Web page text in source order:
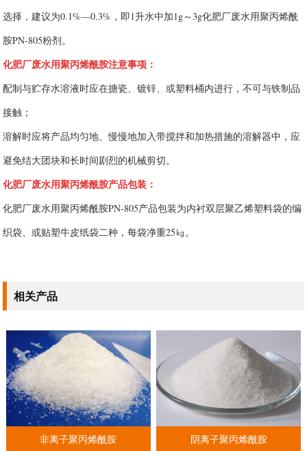
选择，建议为0.1%—0.3%，即1升水中加1g～3g化肥厂废水用聚丙烯酰
胺PN-805粉剂。
化肥厂废水用聚丙烯酰胺注意事项：
配制与贮存水溶液时应在搪瓷、镀锌、或塑料桶内进行，不可与铁制品
接触；
溶解时应将产品均匀地、慢慢地加入带搅拌和加热措施的溶解器中，应
避免结大团块和长时间剧烈的机械剪切。
化肥厂废水用聚丙烯酰胺产品包装：
化肥厂废水用聚丙烯酰胺PN-805产品包装为内衬双层聚乙烯塑料袋的编
织袋、或贴塑牛皮纸袋二种，每袋净重25㎏。
相关产品
非离子聚丙烯酰胺 阴离子聚丙烯酰胺